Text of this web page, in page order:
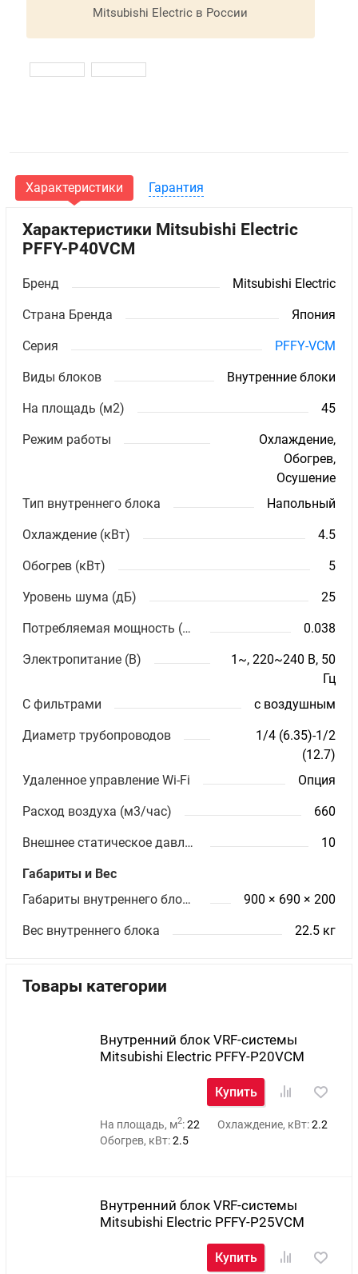
Mitsubishi Electric в России
Характеристики Гарантия
Характеристики Mitsubishi Electric
PFFY-P40VCM
Бренд Mitsubishi Electric
Страна Бренда Япония
Серия PFFY-VCM
Виды блоков Внутренние блоки
На площадь (м2) 45
Режим работы
Охлаждение,
Обогрев,
Осушение
Тип внутреннего блока
Напольный
Охлаждение (кВт) 4.5
Обогрев (кВт) 5
Уровень шума (дБ) 25
Потребляемая мощность (кВт) 0.038
Электропитание (В)
1~, 220~240 В, 50
Гц
С фильтрами
с воздушным
Диаметр трубопроводов
1/4 (6.35)-1/2
(12.7)
Удаленное управление Wi-Fi
Опция
Расход воздуха (м3/час) 660
Внешнее статическое давление (Па) 10
Габариты и Вес
Габариты внутреннего блока ШхВхГ (мм)
900 × 690 × 200
Вес внутреннего блока 22.5 кг
Товары категории
Внутренний блок VRF-системы
Mitsubishi Electric PFFY-P20VCM
Купить
На площадь, м2:22 Охлаждение, кВт:2.2
Обогрев, кВт:2.5
Внутренний блок VRF-системы
Mitsubishi Electric PFFY-P25VCM
Купить